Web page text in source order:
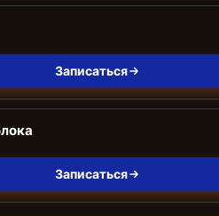
Записаться
Записаться